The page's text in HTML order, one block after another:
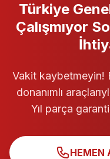
Türkiye
Çalışmıyor
Vakit kaybetmeyin!
donanımlı
Yıl parça